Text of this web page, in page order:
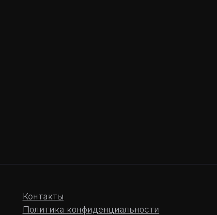
Контакты
Политика конфиденциальности